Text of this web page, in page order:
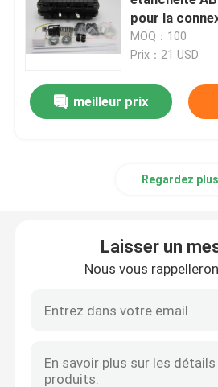
Composants passifs optiques
Composants actifs en fibre
Trousses d'outils en fibre
pour la
et la
MOQ：100
Prix：21 USD
meilleur prix
Regardez plus
Laisser un
Nous vous